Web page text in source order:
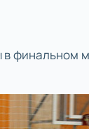
финальном